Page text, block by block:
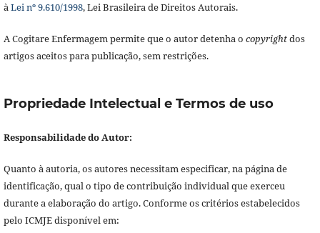
àLei nº 9.610/1998, Lei Brasileira de Direitos Autorais.
A Cogitare Enfermagem permite que o autor detenha o copyrightdos
artigos aceitos para publicação, sem restrições.
Propriedade Intelectual e Termos de uso
Responsabilidade do Autor:
Quanto à autoria, os autores necessitam especificar, na página de
identificação, qual o tipo de contribuição individual que exerceu
durante a elaboração do artigo. Conforme os critérios estabelecidos
pelo ICMJE disponível em: